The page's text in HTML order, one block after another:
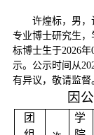
许煌标，男，
专业博士研究生，
标博士生于2026年
示。公示时间从
有异议，敬请监督
因
团
学